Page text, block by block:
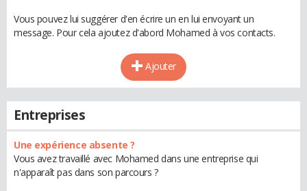
Vous pouvez lui suggérer d'en écrire un en lui envoyant un
message. Pour cela ajoutez d'abord Mohamed à vos contacts.
Ajouter
Entreprises
Une expérience absente ?
Vous avez travaillé avec Mohamed dans une entreprise qui
n'apparaît pas dans son parcours ?